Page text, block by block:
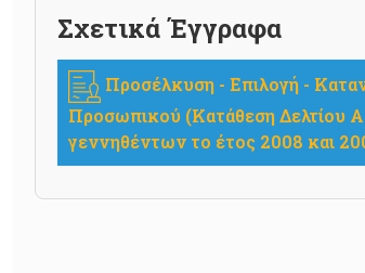
Σχετικά Έγγραφα
Προσέλκυση - Επιλογή -
Προσωπικού (Κατάθεση Δελτίου
γεννηθέντων το έτος 2008 και